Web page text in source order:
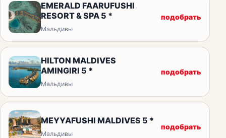
EMERALD FAARUFUSHI
RESORT & SPA 5 *
Мальдивы
подобрать
HILTON MALDIVES
AMINGIRI 5 *
Мальдивы
подобрать
MEYYAFUSHI MALDIVES 5 *
Мальдивы
подобрать